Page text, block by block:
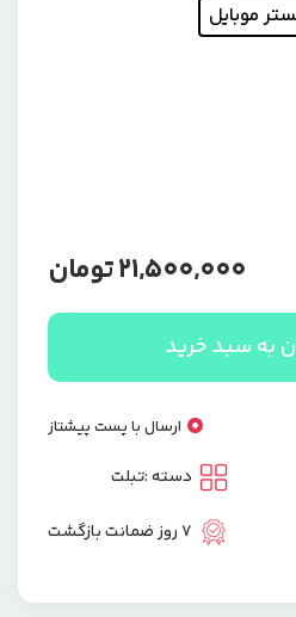
21,500,000تومان
به سبد خرید
ارسال با پست پیشتاز
دسته :تبلت
7 روز ضمانت بازگشت